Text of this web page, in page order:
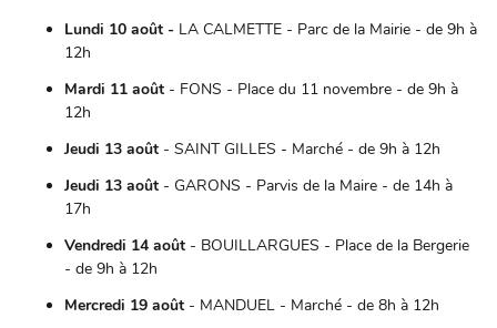
Lundi 10 août - LA CALMETTE - Parc de la Mairie - de 9h à
12h
Mardi 11 août - FONS - Place du 11 novembre - de 9h à
12h
Jeudi 13 août - SAINT GILLES - Marché - de 9h à 12h
Jeudi 13 août - GARONS - Parvis de la Maire - de 14h à
17h
Vendredi 14 août - BOUILLARGUES - Place de la Bergerie
- de 9h à 12h
Mercredi 19 août - MANDUEL - Marché - de 8h à 12h